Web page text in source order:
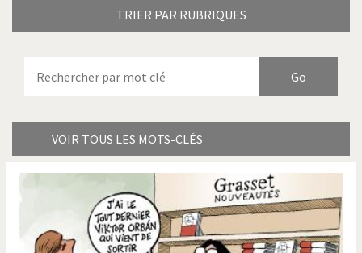
TRIER PAR RUBRIQUES
VOIR TOUS LES MOTS-CLÉS
Bienvenue en Italie
Bye Biden! Catholique ou pas très?
Chère énergie! Crise grecque
Cybermonde
Du printemps arabe à
l'hiver